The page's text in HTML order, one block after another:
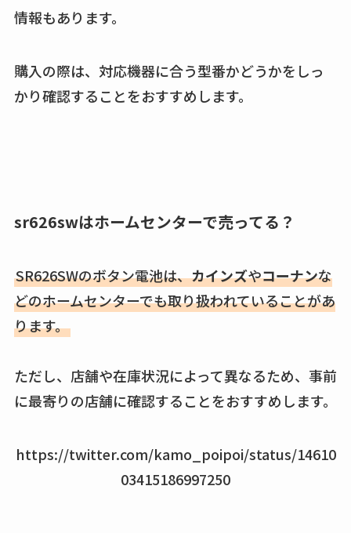
情報もあります。
購入の際は、対応機器に合う型番かどうかをしっ
かり確認することをおすすめします。
sr626swはホームセンターで売ってる？
SR626SWのボタン電池は、カインズやコーナンな
どのホームセンターでも取り扱われていることがあ
ります。
ただし、店舗や在庫状況によって異なるため、事前
に最寄りの店舗に確認することをおすすめします。
https://twitter.com/kamo_poipoi/status/14610
03415186997250